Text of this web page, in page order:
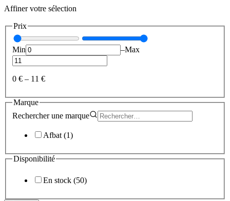
Affiner votre sélection
Prix
Min –Max
0 € – 11 €
Marque
Rechercher une marque
Afbat (1)
Disponibilité
En stock (50)